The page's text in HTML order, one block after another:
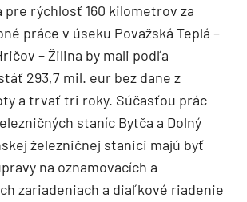
pre rýchlosť 160 kilometrov za
práce v úseku Považská Teplá –
– Žilina by mali podľa
293,7 mil. eur bez dane z
a trvať tri roky. Súčasťou prác
staníc Bytča a Dolný
železničnej stanici majú byť
na oznamovacích a
zariadeniach a diaľkové riadenie